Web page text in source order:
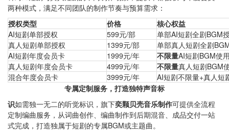
两种模式，满足不同团队的制作节奏与预算需求：
授权类型
价格
核心权益
AI短剧单部授权
599元/部
单部AI短剧全剧BGM
真人短剧单部授权
1399元/部
单部真人短剧全剧
AI短剧年度会员卡
1999元/年 不限量AI短剧BGM使
真人短剧年度会员卡
4999元/年 不限量真人短剧BGM
混合年度会员卡
3999元/年
AI短剧不限量+真人短
专属定制服务，打造独特声音标
识如需独一无二的听觉标识，旗下奕颗贝壳音乐制作可提供全流程
定制编曲服务，从词曲创作、编曲制作到后期混音、成品交付一站
式完成，打造独属于短剧的专属BGM或主题曲。